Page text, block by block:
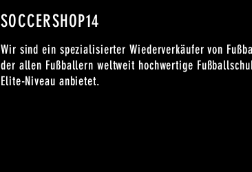
SOCCERSHOP14
Wir sind ein spezialisierter Wiederverkäufer von
der allen Fußballern weltweit hochwertige
Elite-Niveau anbietet.